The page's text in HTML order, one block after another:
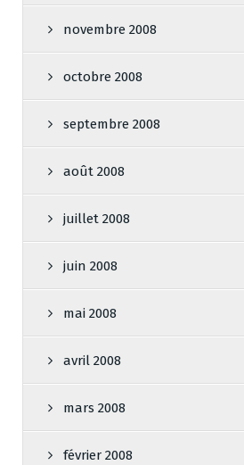
novembre 2008
octobre 2008
septembre 2008
août 2008
juillet 2008
juin 2008
mai 2008
avril 2008
mars 2008
février 2008